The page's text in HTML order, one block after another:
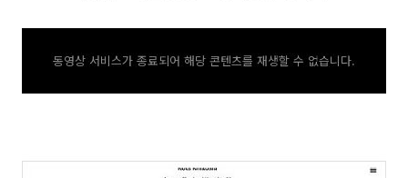
동영상 서비스가 종료되어 해당 콘텐츠를 재생할 수 없습니다.